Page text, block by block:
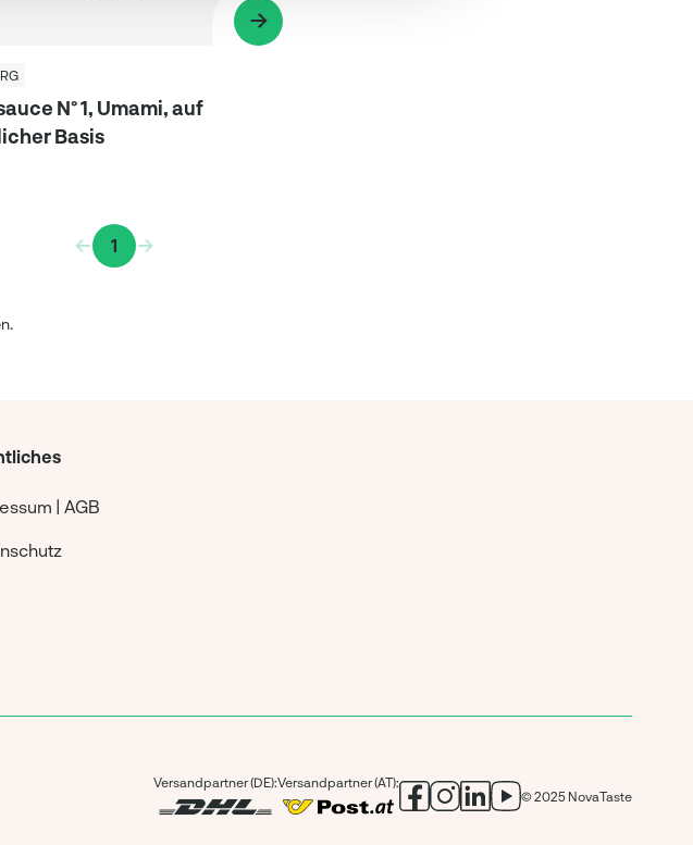
N° 1, Umami, auf
Basis
1
| AGB
Versandpartner (DE):Versandpartner (AT):
© 2025 NovaTaste